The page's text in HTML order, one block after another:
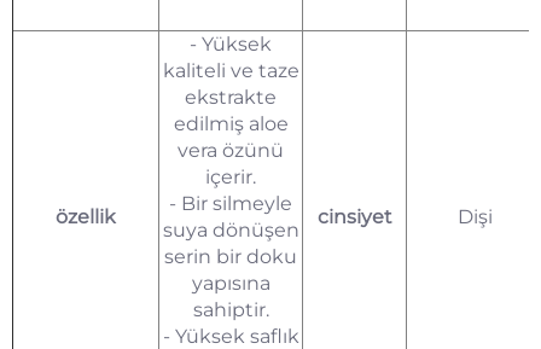
özellik
- Yüksek
kaliteli ve taze
ekstrakte
edilmiş aloe
vera özünü
içerir.
- Bir silmeyle
suya dönüşen
serin bir doku
yapısına
sahiptir.
- Yüksek saflık
cinsiyet Dişi